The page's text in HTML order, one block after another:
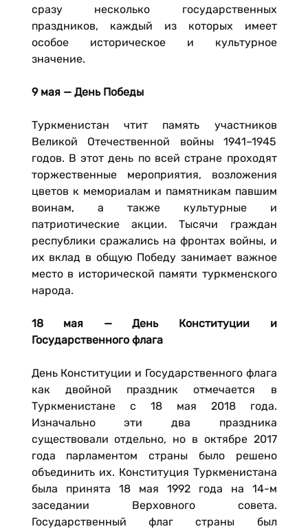
сразу несколько государственных
праздников, каждый из которых имеет
особое историческое и культурное
значение.
9 мая — День Победы
Туркменистан чтит память участников
Великой Отечественной войны 1941–1945
годов. В этот день по всей стране проходят
торжественные мероприятия, возложения
цветов к мемориалам и памятникам павшим
воинам, а также культурные и
патриотические акции. Тысячи граждан
республики сражались на фронтах войны, и
их вклад в общую Победу занимает важное
место в исторической памяти туркменского
народа.
18 мая — День Конституции и
Государственного флага
День Конституции и Государственного флага
как двойной праздник отмечается в
Туркменистане с 18 мая 2018 года.
Изначально эти два праздника
существовали отдельно, но в октябре 2017
года парламентом страны было решено
объединить их. Конституция Туркменистана
была принята 18 мая 1992 года на 14-м
заседании Верховного совета.
Государственный флаг страны был